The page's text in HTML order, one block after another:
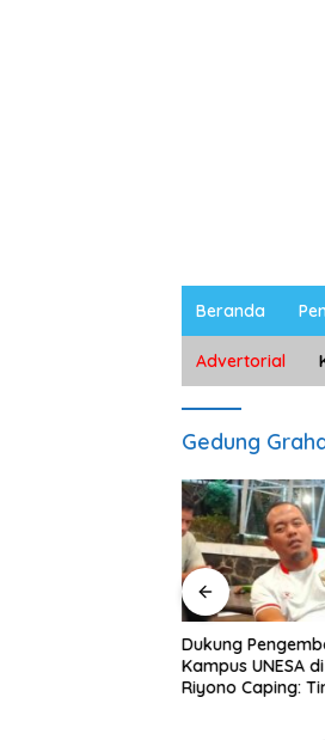
Beranda
Advertorial
Gedung
Dukung
Kampus UNESA
Riyono Caping: